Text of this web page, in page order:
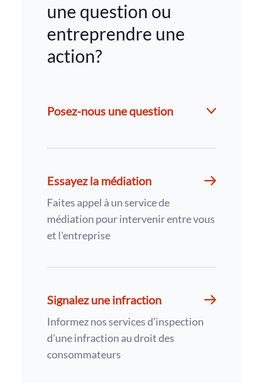
une question ou
entreprendre une
action?
Posez-nous une question
Essayez la médiation
Faites appel à un service de
médiation pour intervenir entre vous
et l'entreprise
Signalez une infraction
Informez nos services d’inspection
d’une infraction au droit des
consommateurs